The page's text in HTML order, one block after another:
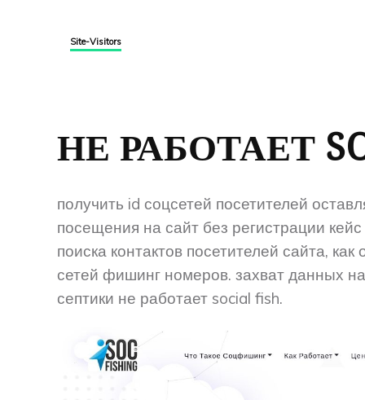
Site-Visitors
НЕ РАБОТАЕТ
получить id соцсетей посетителей
посещения на сайт без регистрации
поиска контактов посетителей сайта,
сетей фишинг номеров. захват данных
септики не работает social fish.